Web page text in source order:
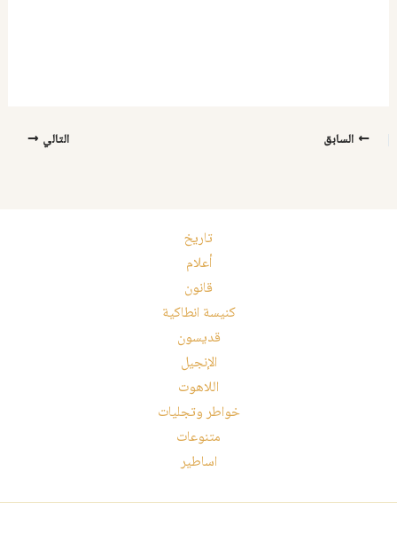
السابق التالي
تاريخ
أعلام
قانون
كنيسة انطاكية
قديسون
الإنجيل
اللاهوت
خواطر وتجليات
متنوعات
اساطير